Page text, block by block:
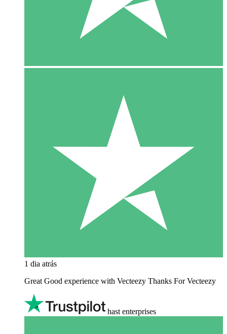
1 dia atrás
Great Good experience with Vecteezy Thanks For Vecteezy
hast enterprises